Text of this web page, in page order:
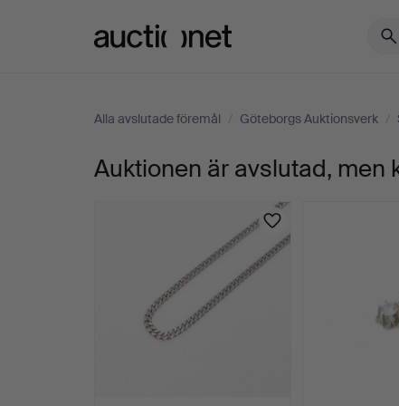
Alla avslutade föremål / Göteborgs Auktionsverk /
COLLIER,
Auktionen är avslutad, men